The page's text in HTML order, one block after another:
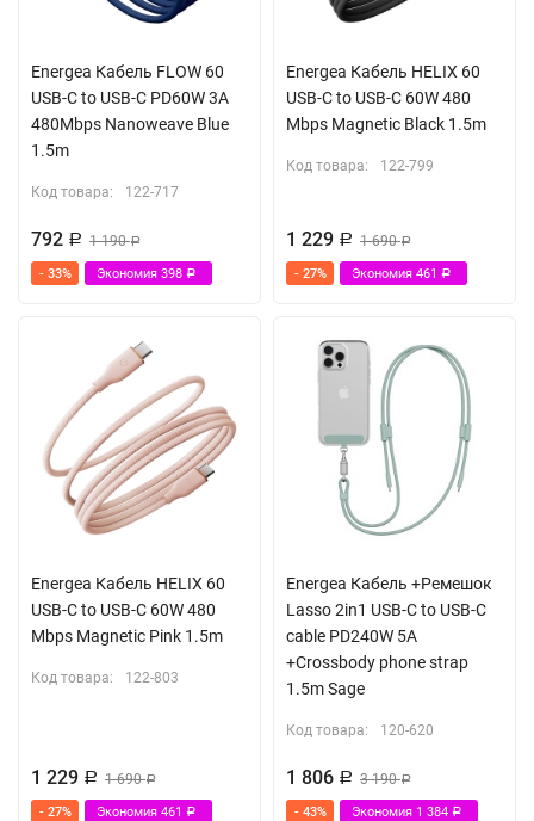
Energea Кабель FLOW 60
USB-C to USB-C PD60W 3A
480Mbps Nanoweave Blue
1.5m
Код товара: 122-717
792 Р 1 190Р
- 33% Экономия 398 Р
Energea Кабель HELIX 60
USB-C to USB-C 60W 480
Mbps Magnetic Black 1.5m
Код товара: 122-799
1 229 Р 1 690Р
- 27% Экономия 461 Р
Energea Кабель HELIX 60
USB-C to USB-C 60W 480
Mbps Magnetic Pink 1.5m
Код товара: 122-803
1 229 Р 1 690Р
- 27% Экономия 461 Р
Energea Кабель +Ремешок
Lasso 2in1 USB-C to USB-C
cable PD240W 5A
+Crossbody phone strap
1.5m Sage
Код товара: 120-620
1 806 Р 3 190Р
- 43% Экономия 1 384 Р